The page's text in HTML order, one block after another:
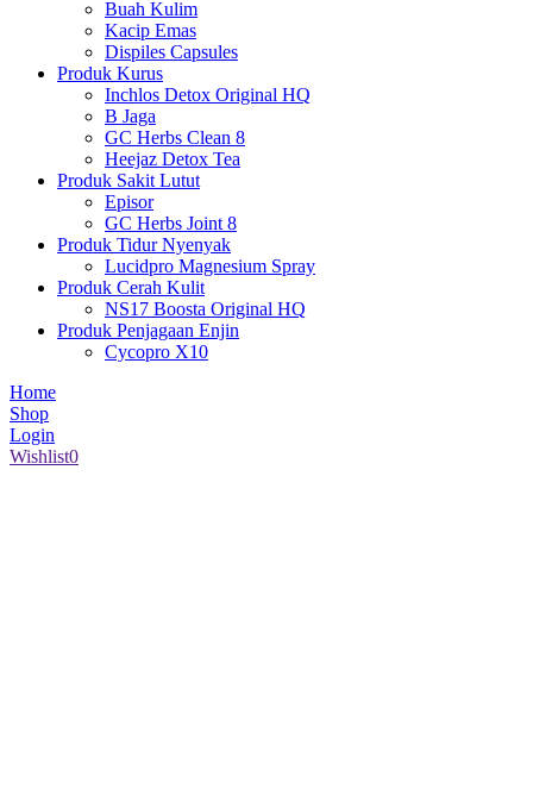
Buah Kulim
Kacip Emas
Dispiles Capsules
Produk Kurus
Inchlos Detox Original HQ
B Jaga
GC Herbs Clean 8
Heejaz Detox Tea
Produk Sakit Lutut
Episor
GC Herbs Joint 8
Produk Tidur Nyenyak
Lucidpro Magnesium Spray
Produk Cerah Kulit
NS17 Boosta Original HQ
Produk Penjagaan Enjin
Cycopro X10
Home
Shop
Login
Wishlist0